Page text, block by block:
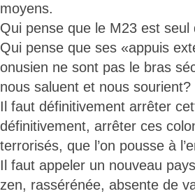
moyens.
Qui pense que le M23 est
Qui pense que ses «appuis
onusien ne sont pas le bras
nous saluent et nous
Il faut définitivement arrêter
définitivement, arrêter ces
terrorisés, que l’on pousse à
Il faut appeler un nouveau
zen, rassérénée, absente de